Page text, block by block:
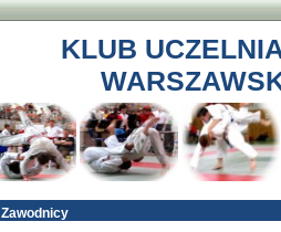
KLUB
Zawodnicy